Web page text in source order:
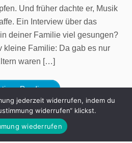
Und früher dachte er, Musik
Ein Interview über das
deiner Familie viel gesungen?
kleine Familie: Da gab es nur
waren […]
Reading
jederzeit widerrufen, indem du
widerrufen“ klickst.
wiederrufen